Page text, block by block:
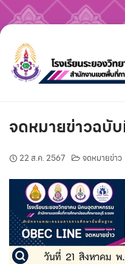
Skip
content
จดหมายข่าวฉบั
22 ส.ค. 2567 จดหมายข่าว